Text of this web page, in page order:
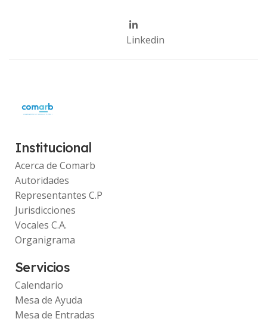
Linkedin
Institucional
Acerca de Comarb
Autoridades
Representantes C.P
Jurisdicciones
Vocales C.A.
Organigrama
Servicios
Calendario
Mesa de Ayuda
Mesa de Entradas